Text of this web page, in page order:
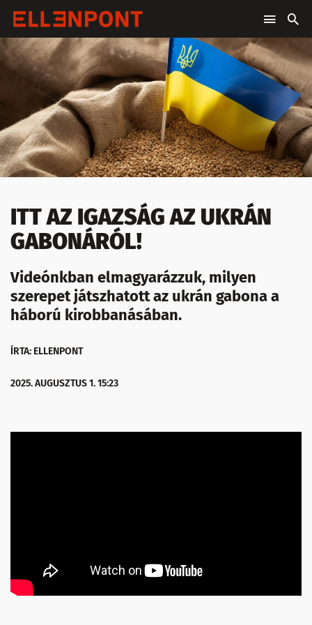
ITT AZ IGAZSÁG AZ UKRÁN
GABONÁRÓL!
Videónkban elmagyarázzuk, milyen
szerepet játszhatott az ukrán gabona a
háború kirobbanásában.
ÍRTA: ELLENPONT
2025. AUGUSZTUS 1. 15:23